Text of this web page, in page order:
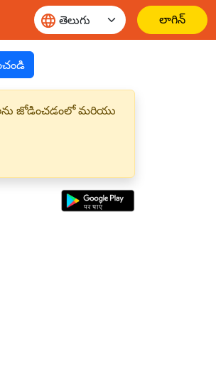
లాగిన్
జోడించడంలో మరియు